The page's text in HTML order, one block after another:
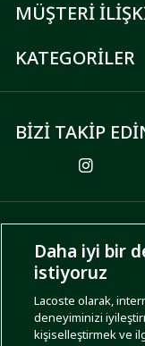
MÜŞTERİ
KATEGORİLER
BİZİ TAKİP
ÖDEME SEÇENEKLERİ
KARGO SEÇENEKLERİ
Daha iyi bir
istiyoruz
Lacoste olarak,
deneyiminizi
kişiselleştirmek ve